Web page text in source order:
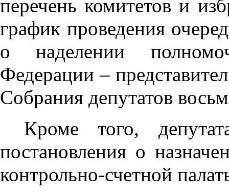
перечень комитетов и
график проведения
о наделении
Федерации –
Собрания депутатов
Кроме того,
постановления о
контрольно-счетной